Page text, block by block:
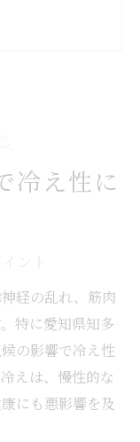
対策を始め
の具体例
させる方法
を同時に叶え
冷え性に
ント
経の乱れ、筋肉
特に愛知県知多
の影響で冷え性
えは、慢性的な
にも悪影響を及